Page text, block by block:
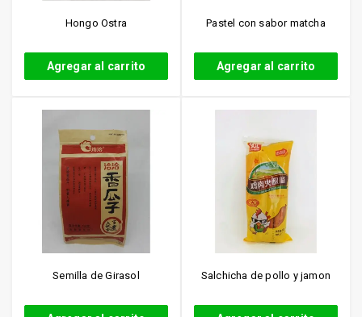
Hongo Ostra
Agregar al carrito
Pastel con sabor matcha
Agregar al carrito
Semilla de Girasol Salchicha de pollo y jamon